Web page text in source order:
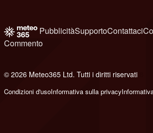
PubblicitàSupportoContattaci
Commento
© 2026 Meteo365 Ltd. Tutti i diritti riservati
Condizioni d'usoInformativa sulla privacy